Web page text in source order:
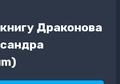
Драконова